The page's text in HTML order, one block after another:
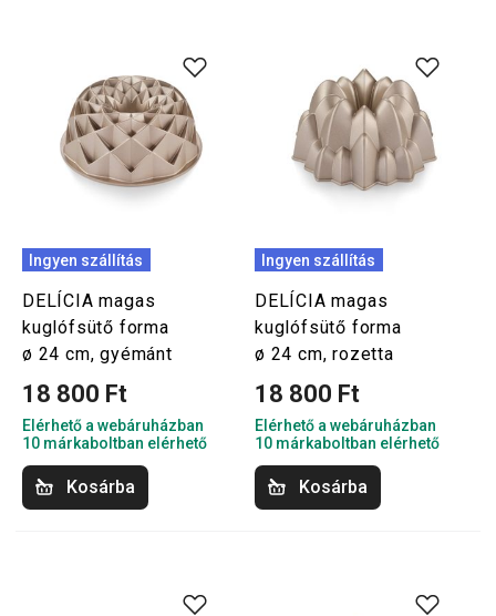
Ingyen szállítás
DELÍCIA magas
kuglófsütő forma
ø 24 cm, gyémánt
18 800 Ft
Elérhető a webáruházban
10 márkaboltban elérhető
Kosárba
Ingyen szállítás
DELÍCIA magas
kuglófsütő forma
ø 24 cm, rozetta
18 800 Ft
Elérhető a webáruházban
10 márkaboltban elérhető
Kosárba